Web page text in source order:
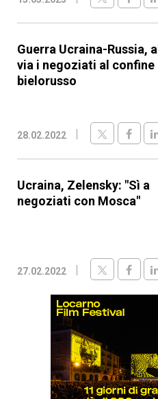
Guerra Ucraina-Russia, al
via i negoziati al confine
bielorusso
28.02.2022
Ucraina, Zelensky: "Sì a
negoziati con Mosca"
27.02.2022